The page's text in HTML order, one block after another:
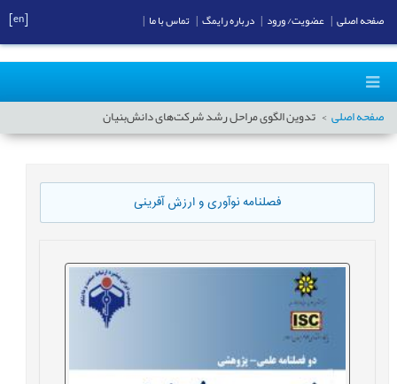
صفحه اصلی تدوین الگوی مراحل رشد شرکت‌های دانش‌بنیان
فصلنامه نوآوری و ارزش آفرینی
صفحه اصلی عضویت/ ورود درباره رایمگ تماس با ما